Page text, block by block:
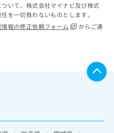
いて、株式会社マイナビ及び株式
を一切負わないものとします。
報の修正依頼フォーム
からご連